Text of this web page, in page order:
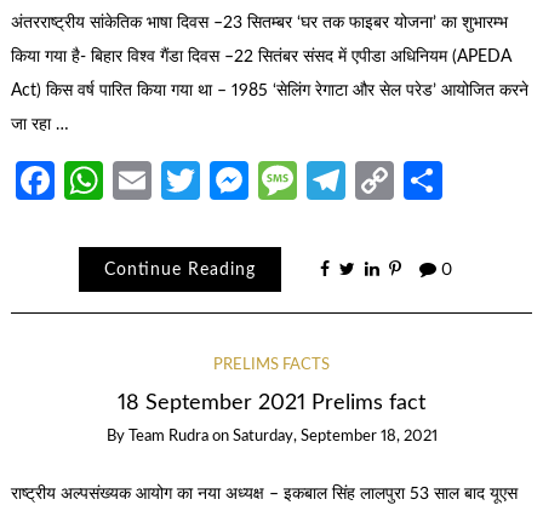
अंतरराष्ट्रीय सांकेतिक भाषा दिवस –23 सितम्बर ‘घर तक फाइबर योजना’ का शुभारम्भ
किया गया है- बिहार विश्व गैंडा दिवस –22 सितंबर संसद में एपीडा अधिनियम (APEDA
Act) किस वर्ष पारित किया गया था – 1985 ‘सेलिंग रेगाटा और सेल परेड’ आयोजित करने
जा रहा …
Facebook
WhatsApp
EmailTwitter
Messenger
Message
Telegram
Copy
Continue Reading 0
PRELIMS FACTS
18 September 2021 Prelims fact
By Team Rudra on Saturday, September 18, 2021
राष्ट्रीय अल्पसंख्यक आयोग का नया अध्यक्ष – इकबाल सिंह लालपुरा 53 साल बाद यूएस